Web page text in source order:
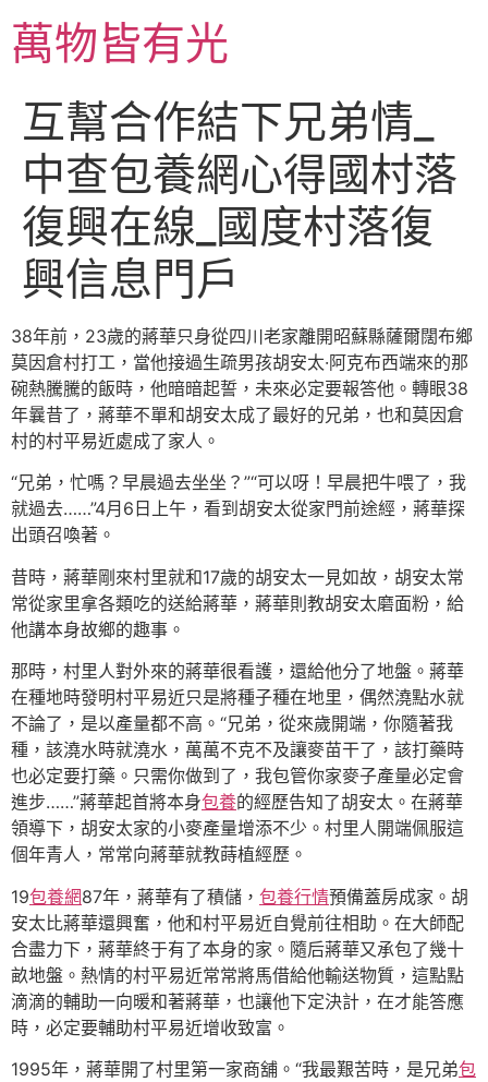
主萬物皆有光
互幫合作結下兄弟情_
中查包養網心得國村落
復興在線_國度村落復
興信息門戶
38年前，23歲的蔣華只身從四川老家離開昭蘇縣薩爾闊布鄉
莫因倉村打工，當他接過生疏男孩胡安太·阿克布西端來的那
碗熱騰騰的飯時，他暗暗起誓，未來必定要報答他。轉眼38
年曩昔了，蔣華不單和胡安太成了最好的兄弟，也和莫因倉
村的村平易近處成了家人。
“兄弟，忙嗎？早晨過去坐坐？”“可以呀！早晨把牛喂了，我
就過去……”4月6日上午，看到胡安太從家門前途經，蔣華探
出頭召喚著。
昔時，蔣華剛來村里就和17歲的胡安太一見如故，胡安太常
常從家里拿各類吃的送給蔣華，蔣華則教胡安太磨面粉，給
他講本身故鄉的趣事。
那時，村里人對外來的蔣華很看護，還給他分了地盤。蔣華
在種地時發明村平易近只是將種子種在地里，偶然澆點水就
不論了，是以產量都不高。“兄弟，從來歲開端，你隨著我
種，該澆水時就澆水，萬萬不克不及讓麥苗干了，該打藥時
也必定要打藥。只需你做到了，我包管你家麥子產量必定會
進步……”蔣華起首將本身包養的經歷告知了胡安太。在蔣華
領導下，胡安太家的小麥產量增添不少。村里人開端佩服這
個年青人，常常向蔣華就教蒔植經歷。
19包養網87年，蔣華有了積儲， 包養行情預備蓋房成家。胡
安太比蔣華還興奮，他和村平易近自覺前往相助。在大師配
合盡力下，蔣華終于有了本身的家。隨后蔣華又承包了幾十
畝地盤。熱情的村平易近常常將馬借給他輸送物質，這點點
滴滴的輔助一向暖和著蔣華，也讓他下定決計，在才能答應
時，必定要輔助村平易近增收致富。
1995年，蔣華開了村里第一家商舖。“我最艱苦時，是兄弟包